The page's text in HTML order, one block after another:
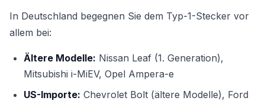
In Deutschland begegnen Sie dem Typ-1-Stecker vor
allem bei:
Ältere Modelle: Nissan Leaf (1. Generation),
Mitsubishi i-MiEV, Opel Ampera-e
US-Importe: Chevrolet Bolt (ältere Modelle), Ford